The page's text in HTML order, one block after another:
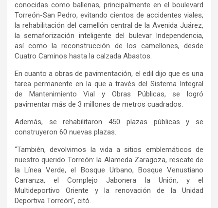
conocidas como ballenas, principalmente en el boulevard
Torreón-San Pedro, evitando cientos de accidentes viales,
la rehabilitación del camellón central de la Avenida Juárez,
la semaforización inteligente del bulevar Independencia,
así como la reconstrucción de los camellones, desde
Cuatro Caminos hasta la calzada Abastos.
En cuanto a obras de pavimentación, el edil dijo que es una
tarea permanente en la que a través del Sistema Integral
de Mantenimiento Vial y Obras Públicas, se logró
pavimentar más de 3 millones de metros cuadrados.
Además, se rehabilitaron 450 plazas públicas y se
construyeron 60 nuevas plazas.
“También, devolvimos la vida a sitios emblemáticos de
nuestro querido Torreón: la Alameda Zaragoza, rescate de
la Línea Verde, el Bosque Urbano, Bosque Venustiano
Carranza, el Complejo Jabonera la Unión, y el
Multideportivo Oriente y la renovación de la Unidad
Deportiva Torreón”, citó.